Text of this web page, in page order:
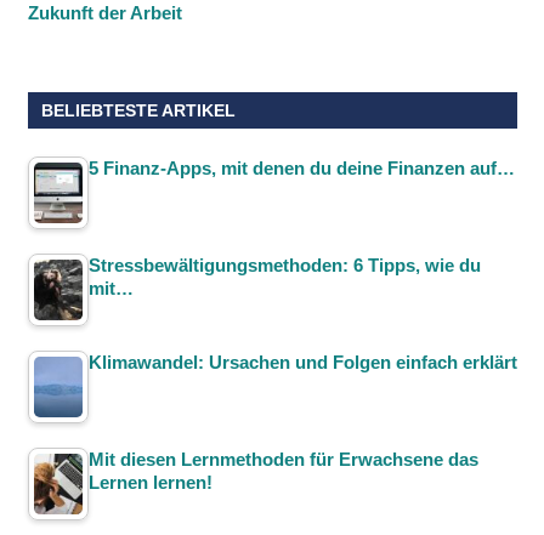
Zukunft der Arbeit
BELIEBTESTE ARTIKEL
5 Finanz-Apps, mit denen du deine Finanzen auf…
Stressbewältigungsmethoden: 6 Tipps, wie du
mit…
Klimawandel: Ursachen und Folgen einfach erklärt
Mit diesen Lernmethoden für Erwachsene das
Lernen lernen!